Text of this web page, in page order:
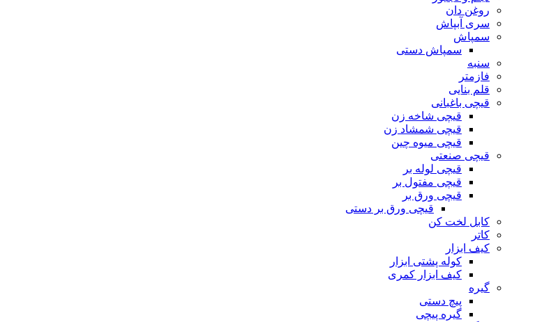
روغن دان
سری آبپاش
سمپاش
سمپاش دستی
سنبه
فازمتر
قلم بنایی
قیچی باغبانی
قیچی شاخه زن
قیچی شمشاد زن
قیچی میوه چین
قیچی صنعتی
قیچی لوله بر
قیچی مفتول بر
قیچی ورق بر
قیچی ورق بر دستی
کابل لخت کن
کاتر
کیف ابزار
کوله پشتی ابزار
کیف ابزار کمری
گیره
پیچ دستی
گیره پیچی